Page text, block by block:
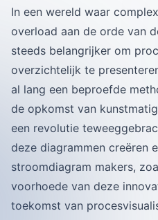
In een wereld waar
overload aan de orde van
steeds belangrijker om
overzichtelijk te
al lang een beproefde
de opkomst van
een revolutie
deze diagrammen creëren
stroomdiagram makers,
voorhoede van deze
toekomst van